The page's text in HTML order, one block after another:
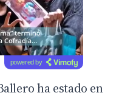
powered by
ha estado en